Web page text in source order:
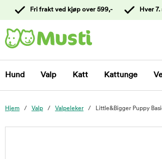
kundeservice
Fri frakt ved kjøp over 599,- Hver
Hund Valp Katt Kattunge
Hjem Valp Valpeleker Little&Bigger Puppy